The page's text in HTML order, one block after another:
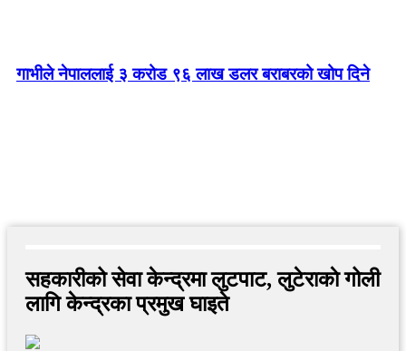
गाभीले नेपाललाई ३ करोड ९६ लाख डलर बराबरको खोप दिने
सहकारीको सेवा केन्द्रमा लुटपाट, लुटेराकाे गोली
लागि केन्द्रका प्रमुख घाइते